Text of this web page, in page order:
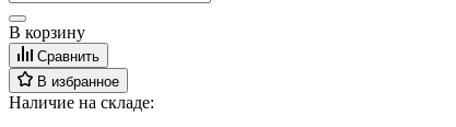
В корзину
Сравнить
В избранное
Наличие на складе: